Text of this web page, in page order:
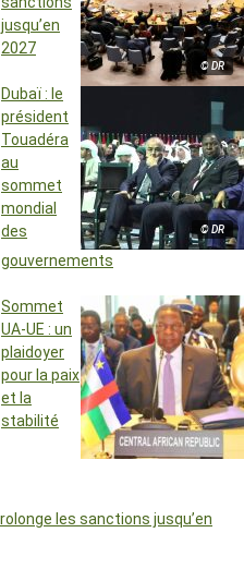
© DR
jusqu’en
2027
© DR
Dubaï : le
président
Touadéra
au
sommet
mondial
des
gouvernements
Sommet
UA-UE : un
plaidoyer
pour la paix
et la
stabilité
les sanctions jusqu’en